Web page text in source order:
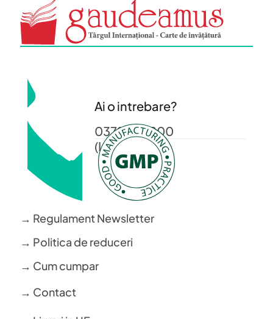
Ai o intrebare?
0372 372 200
(L-V: 08-16)
→ Regulament Newsletter
→ Politica de reduceri
→ Cum cumpar
→ Contact